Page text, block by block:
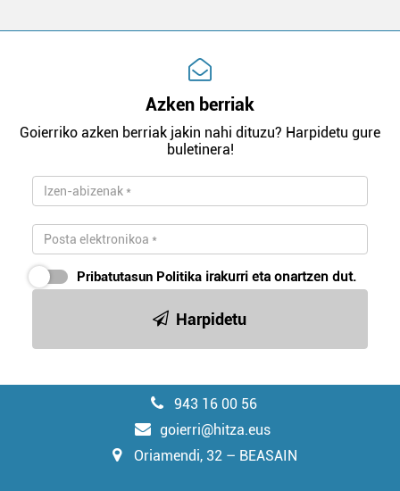
Azken berriak
Goierriko azken berriak jakin nahi dituzu? Harpidetu gure
buletinera!
Pribatutasun Politika irakurri eta onartzen dut.
Harpidetu
943 16 00 56
goierri@hitza.eus
Oriamendi, 32 – BEASAIN